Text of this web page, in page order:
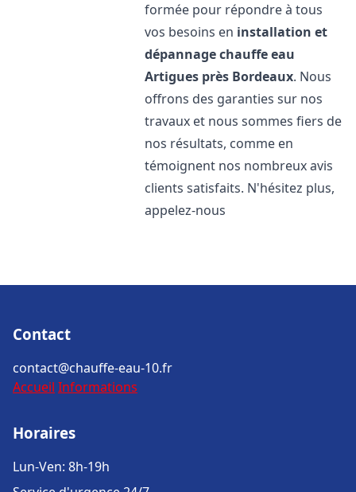
formée pour répondre à tous
vos besoins en installation et
dépannage chauffe eau
Artigues près Bordeaux. Nous
offrons des garanties sur nos
travaux et nous sommes fiers de
nos résultats, comme en
témoignent nos nombreux avis
clients satisfaits. N'hésitez plus,
appelez-nous
Contact
contact@chauffe-eau-10.fr
Accueil Informations
Horaires
Lun-Ven: 8h-19h